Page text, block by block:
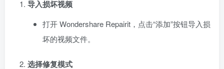
导入损坏视频
打开 Wondershare Repairit，点击“添加”按钮导入损
坏的视频文件。
选择修复模式